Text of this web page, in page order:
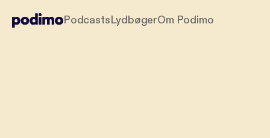
PodcastsLydbøgerOm Podimo